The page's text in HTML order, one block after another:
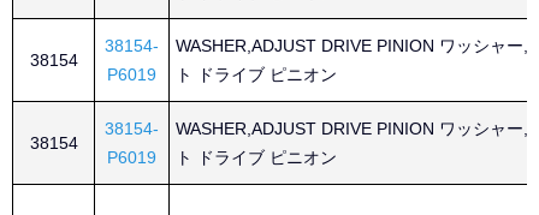
38154
38154-
P6019
WASHER,ADJUST DRIVE PINION ワッシャー,
ト ドライブ ピニオン
38154
38154-
P6019
WASHER,ADJUST DRIVE PINION ワッシャー,
ト ドライブ ピニオン